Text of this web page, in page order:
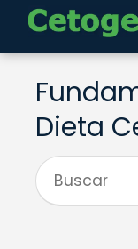
Dieta